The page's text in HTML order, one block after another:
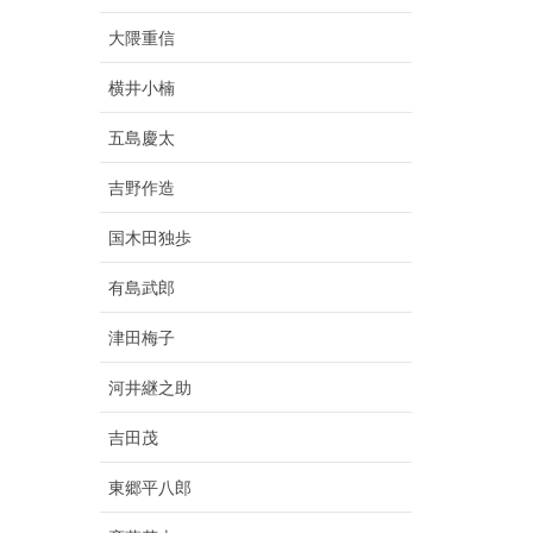
大隈重信
横井小楠
五島慶太
吉野作造
国木田独歩
有島武郎
津田梅子
河井継之助
吉田茂
東郷平八郎